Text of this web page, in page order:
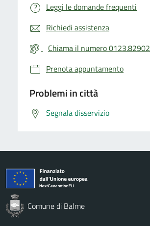
Leggi le domande frequenti
Richiedi assistenza
Chiama il numero 0123.82902
Prenota appuntamento
Problemi in città
Segnala disservizio
Comune di Balme